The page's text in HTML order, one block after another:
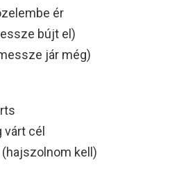
ér
bújt el)
jár még)
várt cél
kell)